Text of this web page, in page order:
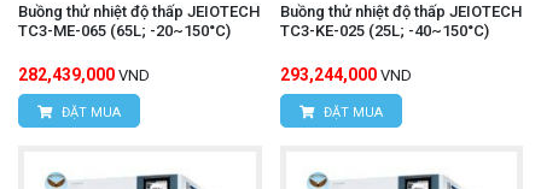
Buồng thử nhiệt độ thấp JEIOTECH
TC3-ME-065 (65L; -20~150°C)
282,439,000 VND
ĐẶT MUA
Buồng thử nhiệt độ thấp JEIOTECH
TC3-KE-025 (25L; -40~150°C)
293,244,000 VND
ĐẶT MUA